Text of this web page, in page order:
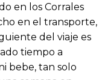
en los Corrales
en el transporte,
del viaje es
tiempo a
bebe, tan solo